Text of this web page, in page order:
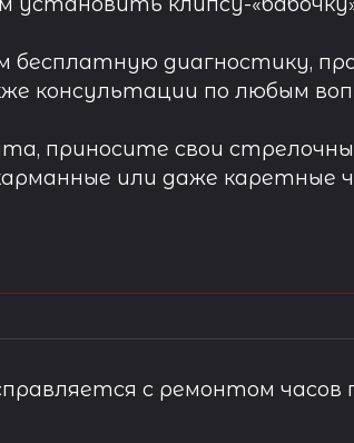
бесплатную диагностику,
консультации по любым
приносите свои
или даже каретные
с ремонтом часов